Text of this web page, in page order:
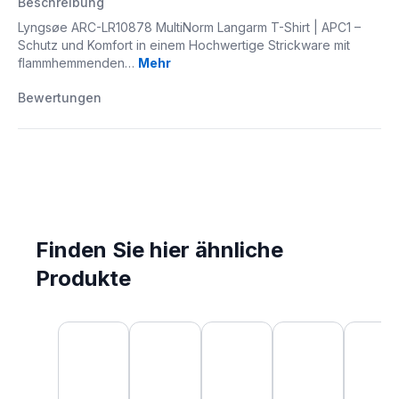
Lyngsøe ARC-LR10878 MultiNorm Langarm T-Shirt | APC1 –
Schutz und Komfort in einem Hochwertige Strickware mit
flammhemmenden… Mehr
Bewertungen
Finden Sie hier ähnliche
Produkte
Produktgalerie überspringen